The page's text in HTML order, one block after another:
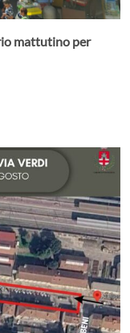
mattutino per